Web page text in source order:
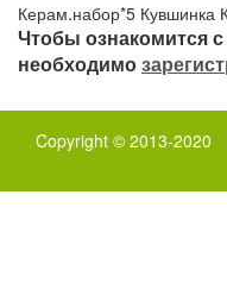
Керам.набор*5 Кувшинка
Чтобы ознакомится
необходимо
Copyright © 2013-2020